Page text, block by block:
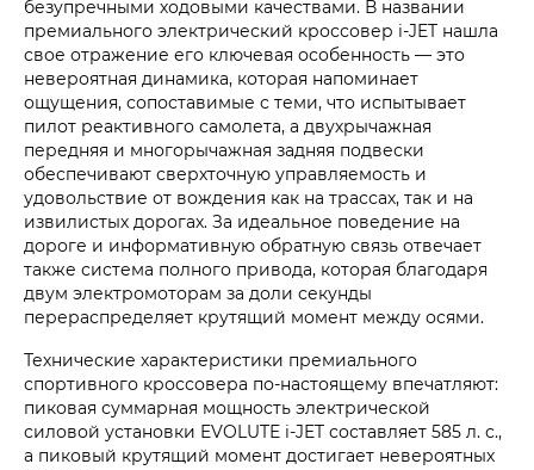
безупречными ходовыми качествами. В названии
премиального электрический кроссовер i‑JET нашла
свое отражение его ключевая особенность — это
невероятная динамика, которая напоминает
ощущения, сопоставимые с теми, что испытывает
пилот реактивного самолета, а двухрычажная
передняя и многорычажная задняя подвески
обеспечивают сверхточную управляемость и
удовольствие от вождения как на трассах, так и на
извилистых дорогах. За идеальное поведение на
дороге и информативную обратную связь отвечает
также система полного привода, которая благодаря
двум электромоторам за доли секунды
перераспределяет крутящий момент между осями.
Технические характеристики премиального
спортивного кроссовера по-настоящему впечатляют:
пиковая суммарная мощность электрической
силовой установки EVOLUTE i‑JET составляет 585 л. с.,
а пиковый крутящий момент достигает невероятных